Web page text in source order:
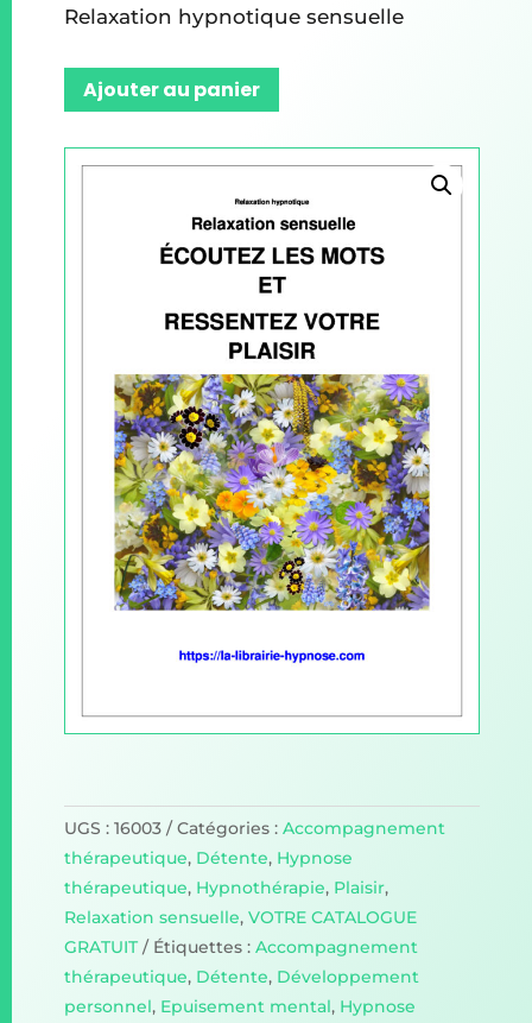
Relaxation hypnotique sensuelle
Ajouter au panier
UGS : 16003 Catégories : Accompagnement
thérapeutique, Détente, Hypnose
thérapeutique, Hypnothérapie, Plaisir,
Relaxation sensuelle, VOTRE CATALOGUE
GRATUIT
Étiquettes : Accompagnement
thérapeutique, Détente, Développement
personnel, Epuisement mental, Hypnose